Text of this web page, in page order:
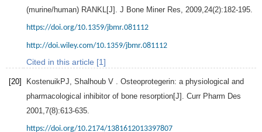
(murine/human) RANKL[J]. J Bone Miner Res 2009 24(2):182-195.
https://doi.org/10.1359/jbmr.081112
http://doi.wiley.com/10.1359/jbmr.081112
Cited in this article [1]
[20] KostenuikPJ, Shalhoub V . Osteoprotegerin: a physiological and
pharmacological inhibitor of bone resorption[J]. Curr Pharm Des
2001 7(8):613-635.
https://doi.org/10.2174/1381612013397807